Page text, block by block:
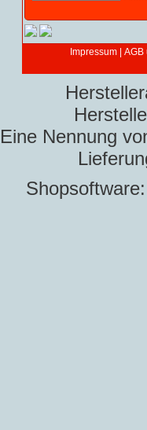
Impressum AGB
Eine Nennung
Shopsoftware: